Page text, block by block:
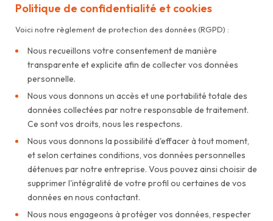
Politique de confidentialité et cookies
Voici notre règlement de protection des données (RGPD) :
Nous recueillons votre consentement de manière
transparente et explicite afin de collecter vos données
personnelle.
Nous vous donnons un accès et une portabilité totale des
données collectées par notre responsable de traitement.
Ce sont vos droits, nous les respectons.
Nous vous donnons la possibilité d'effacer à tout moment,
et selon certaines conditions, vos données personnelles
détenues par notre entreprise. Vous pouvez ainsi choisir de
supprimer l'intégralité de votre profil ou certaines de vos
données en nous contactant.
Nous nous engageons à protéger vos données, respecter